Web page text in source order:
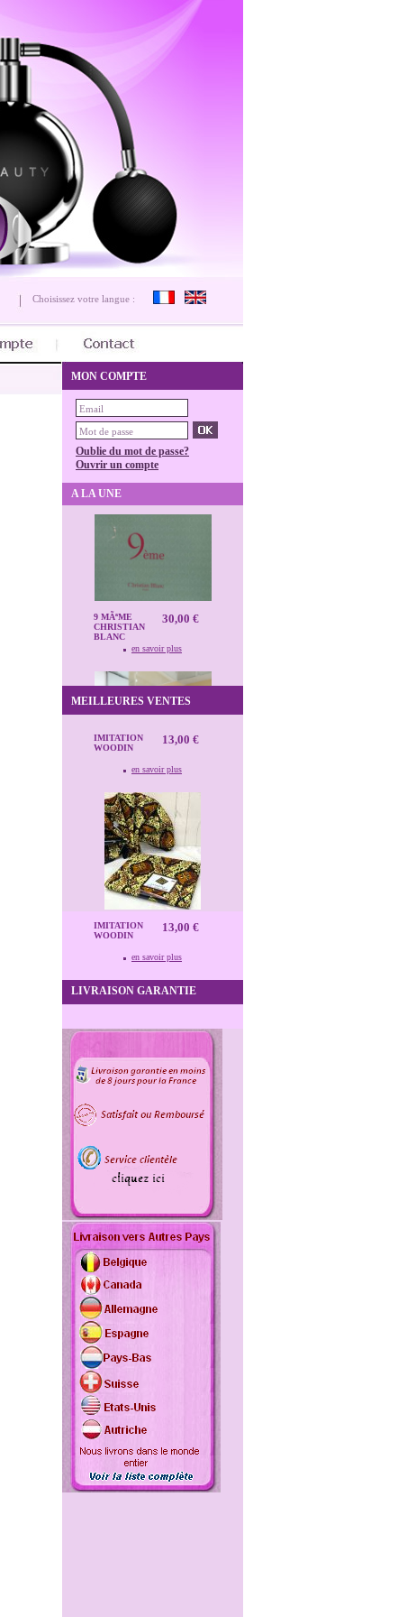
Choisissez votre langue :
MON COMPTE
Oublie du mot de passe?
Ouvrir un compte
A LA UNE
30,00 €
en savoir plus
PUR SANG 30,00 €
en savoir plus
MEILLEURES VENTES
IMITATION
WOODIN
13,00 €
en savoir plus
IMITATION
WOODIN
13,00 €
en savoir plus
LIVRAISON GARANTIE